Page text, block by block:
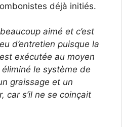
déjà initiés.
aimé et c’est
d’entretien puisque la
exécutée au moyen
le système de
graissage et un
car s’il ne se coinçait